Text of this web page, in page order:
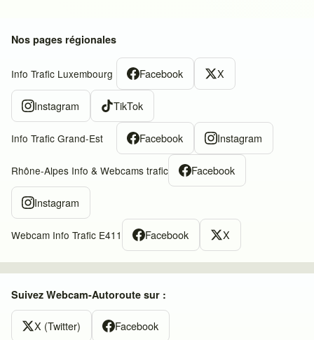
Nos pages régionales
Info Trafic Luxembourg Facebook X
Instagram TikTok
Info Trafic Grand-Est Facebook Instagram
Rhône-Alpes Info & Webcams trafic Facebook
Instagram
Webcam Info Trafic E411 Facebook X
Suivez Webcam-Autoroute sur :
X (Twitter) Facebook